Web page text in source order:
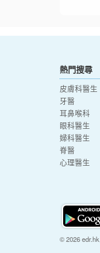
熱門搜尋
皮膚科醫生
牙醫
耳鼻喉科
眼科醫生
婦科醫生
脊醫
心理醫生
© 2026